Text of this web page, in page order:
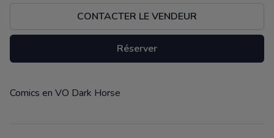
CONTACTER LE VENDEUR
Réserver
Description
Comics en VO Dark Horse